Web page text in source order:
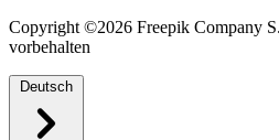
Copyright ©2026 Freepik Company
vorbehalten
Deutsch